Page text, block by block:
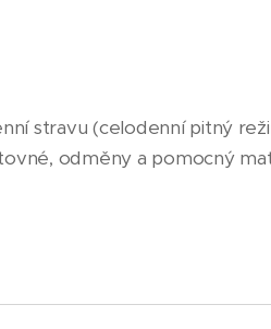
stravu (celodenní pitný
odměny a pomocný